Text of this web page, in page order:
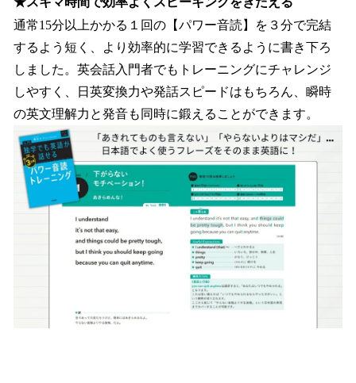
通常15分以上かかる１回の【パワー音読】を３分で完結
するよう短く、より効率的に学習できるように書き下ろ
しました。英会話入門者でもトレーニングにチャレンジ
しやすく、日英変換力や発話スピードはもちろん、瞬時
の英文理解力と発音も同時に鍛えることができます。